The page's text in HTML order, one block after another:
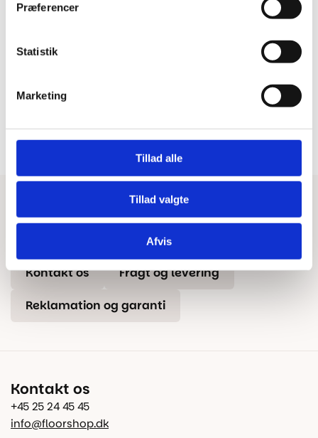
Præferencer
Statistik
Marketing
Tillad alle
Tillad valgte
Afvis
Prisgaranti
på kvalitetsgulve!
Hurtig levering
afsender samme dag, når
varen er på lager.
Dansk butik og webshop –
lokal service og gulveksperter.
Besøg vores butikker
Besøg vores showrooms og få
kompetent rådgivning.
Har du brug for hjælp?
Beregn gulvareal
Kontakt os Fragt og levering
Reklamation og garanti
Kontakt os
+45 25 24 45 45
info@floorshop.dk